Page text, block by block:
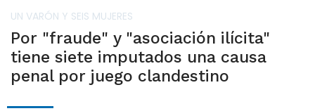
UN VARÓN Y SEIS MUJERES
Por "fraude" y "asociación ilícita"
tiene siete imputados una causa
penal por juego clandestino